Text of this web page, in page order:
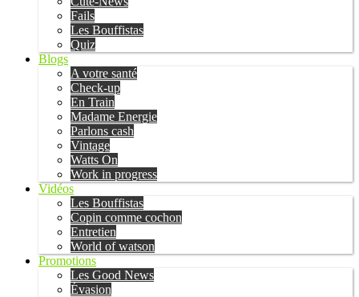
Fails
Les Bouffistas
Quiz
Blogs
A votre santé
Check-up
En Train
Madame Energie
Parlons cash
Vintage
Watts On
Work in progress
Vidéos
Les Bouffistas
Copin comme cochon
Entretien
World of watson
Promotions
Les Good News
Évasion